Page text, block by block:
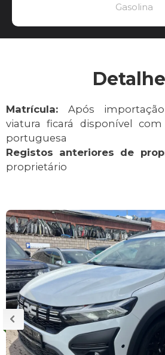
Gasolina
Matrícula: Após
viatura ficará disponível
portuguesa
Registos anteriores de
proprietário